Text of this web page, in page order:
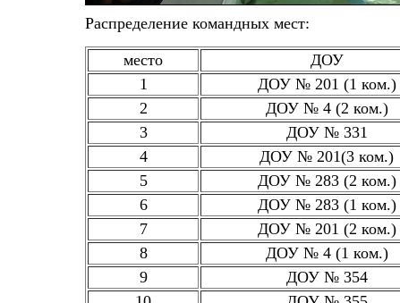
Распределение командных мест:
место
ДОУ
1
ДОУ № 201 (1 ком.)
2
ДОУ № 4 (2 ком.)
3
ДОУ № 331
4
ДОУ № 201(3 ком.)
5
ДОУ № 283 (2 ком.)
6
ДОУ № 283 (1 ком.)
7
ДОУ № 201 (2 ком.)
8
ДОУ № 4 (1 ком.)
9
ДОУ № 354